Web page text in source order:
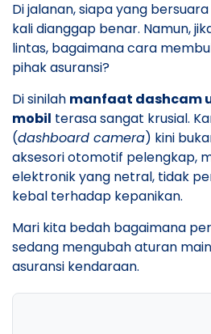
​Di jalanan, siapa yang
kali dianggap benar. Namun,
lintas, bagaimana cara
pihak asuransi?
​Di sinilah manfaat dashcam
mobil terasa sangat krusial.
(dashboard camera) kini
aksesori otomotif pelengkap,
elektronik yang netral, tidak
kebal terhadap kepanikan.
​Mari kita bedah bagaimana
sedang mengubah aturan
asuransi kendaraan.